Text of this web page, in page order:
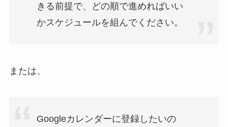
きる前提で、どの順で進めればいい
かスケジュールを組んでください。
または、
Googleカレンダーに登録したいの